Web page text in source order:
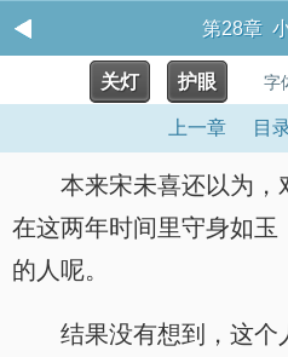
第28章
关灯 护眼 字
上一章 目
本来宋未喜还以为，
在这两年时间里守身如
的人呢。
结果没有想到，这个